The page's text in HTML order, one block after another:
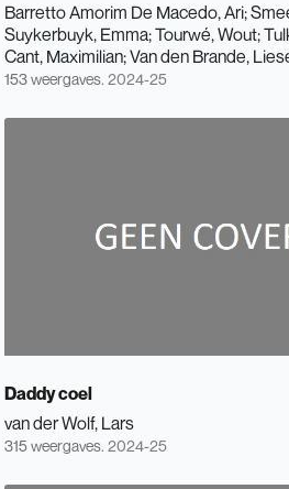
Barretto Amorim De Macedo, Ari
Suykerbuyk, Emma Tourwé, Wout
Cant, Maximilian Van den Brande,
153 weergaves. 2024-25
Daddy coel
van der Wolf, Lars
315 weergaves. 2024-25